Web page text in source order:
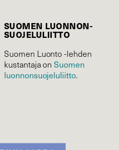
SUOMEN LUONNON­
SUOJELU­LIITTO
Suomen Luonto -lehden
kustantaja onSuomen
luonnonsuojelu­liitto.